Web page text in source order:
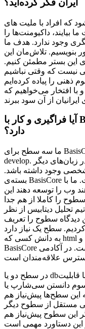
ایران فکر کرده‌اید؟
که افراد با ملیت های
داکیومنت‌ها را
وجود ندارد. هدف ما
بنویسیم. تلاش‌مان این
این بستر مطمئن کنیم.
نیست که وقتی نباشیم
ذهنی را پیاده کرده‌ایم
و با افتخار می‌خواهیم که
آیا فراگیری و کار با BasisCore به تخصص خاصی نیاز
دارد؟
ما سه سطح برای BasisCore درنظر گرفته‌ایم: front end، db و
develop. این سطح‌بندی برآمده از تجربه‌ی ماست.در زبان‌های دیگر
وجود داشته باشد.
بسته‌ی BasisCore برای توسعه‌ی وب به‌وجود آمده است. ما با
وب را توسعه دهند این
را کاملا از هم جدا
تحلیل دیتابیس از نظر
دیدگاه سطوح را تعریف
کردیم. سطح یک نیاز دارد html و css بداند. با افزودن چندخط دستور
به دانش کسی که html و css می‌داند می‌توان به تمام ویژگی‌های
BasisCore دسترسی داشت. در آکادمی BasisCore همه‌ی این
در سطح دو یا db؛ تسلط بر یک دیتابیس به‌شکل حرفه‌ای با قابلیت
سوم دانستن سی‌شارپ یا
سطح‌ها پیش‌نیاز هم
مستقل از سطوح دیگر
این سطوح پیش‌نیاز هم